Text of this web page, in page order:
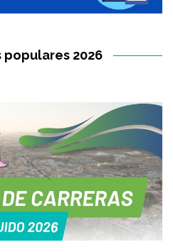
populares 2026